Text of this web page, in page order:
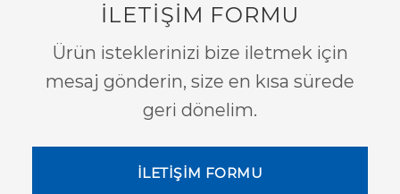
İLETİŞİM FORMU
Ürün isteklerinizi bize iletmek için
mesaj gönderin, size en kısa sürede
geri dönelim.
İLETİŞİM FORMU